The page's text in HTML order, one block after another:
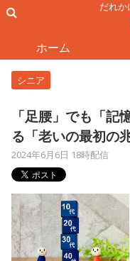
だれ
ホーム
シニア
「足腰」でも「記
る「老いの最初の
2024年6月6日 18時配信